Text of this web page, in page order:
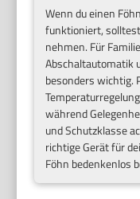
Wenn du einen
funktioniert,
nehmen. Für
Abschaltautomatik
besonders wichtig.
während
und Schutzklasse
richtige Gerät für
Föhn bedenkenlos